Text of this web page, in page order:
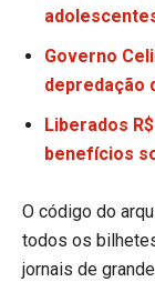
Governo
depredação
Liberados
benefícios
O código do
todos os
jornais de